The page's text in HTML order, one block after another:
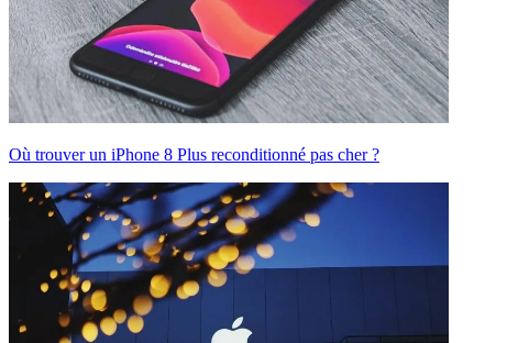
Où trouver un iPhone 8 Plus reconditionné pas cher ?